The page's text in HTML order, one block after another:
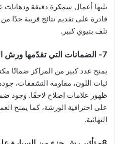
تليها أعمال سمكرة دقيقة ودهانات
قادرة على تقديم نتائج قريبة جدًا
تلف بنيوي كبير.
7- الضمانات التي تقدّمها ورش السمكرة ورش البوية
يمنح عدد كبير من المراكز ضمانًا
ثبات اللون، مقاومة التشققات،
ظهور علامات إصلاح لاحقًا. وجود
على احترافية الورشة، كما يمنح
النهائية.